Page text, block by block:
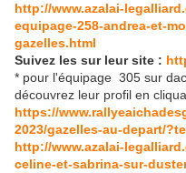
http://www.azalai-
equipage-258-andrea-et-
gazelles.html
Suivez les sur leur site :
* pour l'équipage 305 sur
découvrez leur profil en
https://
2023/gazelles-au-depart/
http://www.azalai-
celine-et-sabrina-sur-